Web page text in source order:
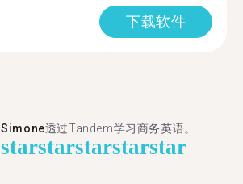
下载软件
Simone透过Tandem学习商务英语。
starstarstarstarstar